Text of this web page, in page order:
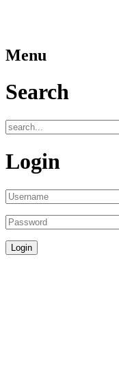
Menu
Search
Login